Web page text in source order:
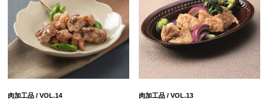
肉加工品 / VOL.14 肉加工品 / VOL.13